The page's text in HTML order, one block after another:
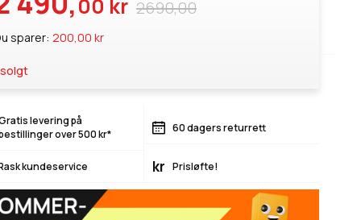
2690,00
00 kr
sparer: 200,00 kr
levering på
over 500 kr*
60 dagers returrett
kundeservice kr Prisløfte!